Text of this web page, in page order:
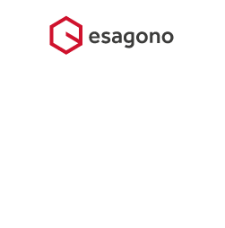
contenuto